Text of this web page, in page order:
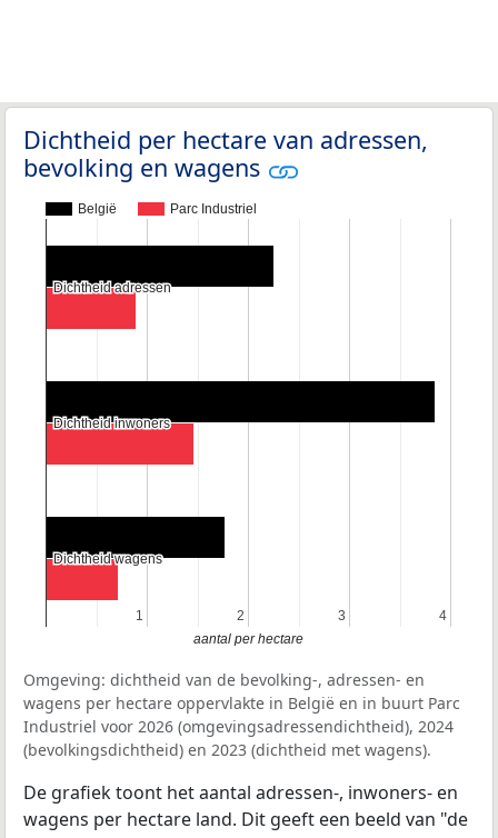
Dichtheid per hectare van adressen,
bevolking en wagens
België Parc Industriel
1
1 2
2 3
3 4
4
Dichtheid adressen
Dichtheid adressen
Dichtheid inwoners
Dichtheid inwoners
Dichtheid wagens
Dichtheid wagens
aantal per hectare
Omgeving: dichtheid van de bevolking-, adressen- en
wagens per hectare oppervlakte in België en in buurt Parc
Industriel voor 2026 (omgevingsadressendichtheid), 2024
(bevolkingsdichtheid) en 2023 (dichtheid met wagens).
De grafiek toont het aantal adressen-, inwoners- en
wagens per hectare land. Dit geeft een beeld van "de